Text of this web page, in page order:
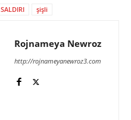
SALDIRI şişli
Rojnameya Newroz
http://rojnameyanewroz3.com